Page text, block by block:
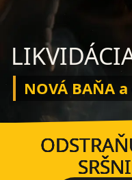
NOVÁ BAŇA